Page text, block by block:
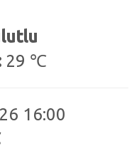
29 ℃
16:00